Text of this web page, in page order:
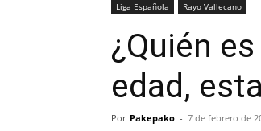
Liga Española Rayo Vallecano
¿Quién
edad,
Por Pakepako - 7 de febrero de